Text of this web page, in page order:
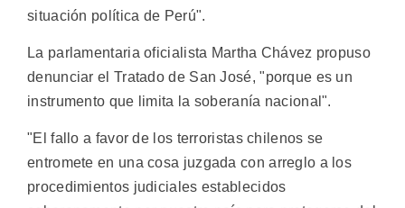
situación política de Perú".
La parlamentaria oficialista Martha Chávez propuso
denunciar el Tratado de San José, "porque es un
instrumento que limita la soberanía nacional".
"El fallo a favor de los terroristas chilenos se
entromete en una cosa juzgada con arreglo a los
procedimientos judiciales establecidos